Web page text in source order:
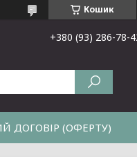
Кошик
+380 (93) 286-78-
ДОГОВІР (ОФЕРТУ)